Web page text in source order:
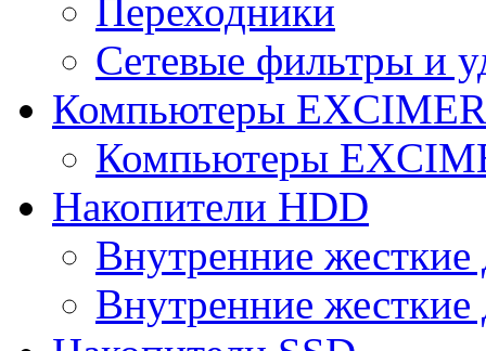
Переходники
Сетевые фильтры и
Компьютеры
Компьютеры
Накопители HDD
Внутренние
Внутренние